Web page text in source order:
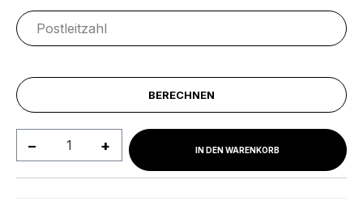
BERECHNEN
Produkt Anzahl: Gib denIN DEN WARENKORB